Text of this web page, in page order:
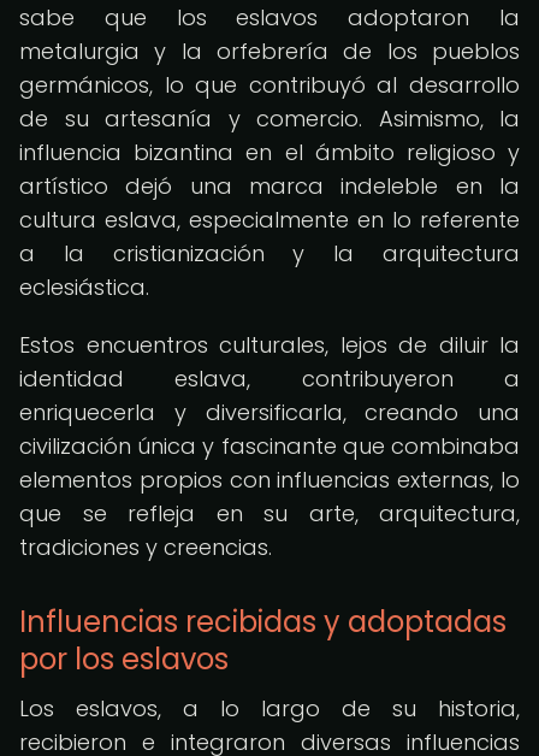
sabe que los eslavos adoptaron la
metalurgia y la orfebrería de los pueblos
germánicos, lo que contribuyó al desarrollo
de su artesanía y comercio. Asimismo, la
influencia bizantina en el ámbito religioso y
artístico dejó una marca indeleble en la
cultura eslava, especialmente en lo referente
a la cristianización y la arquitectura
eclesiástica.
Estos encuentros culturales, lejos de diluir la
identidad eslava, contribuyeron a
enriquecerla y diversificarla, creando una
civilización única y fascinante que combinaba
elementos propios con influencias externas, lo
que se refleja en su arte, arquitectura,
tradiciones y creencias.
Influencias recibidas y adoptadas
por los eslavos
Los eslavos, a lo largo de su historia,
recibieron e integraron diversas influencias